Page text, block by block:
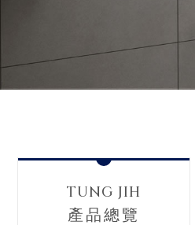
TUNG JIH
產品總覽